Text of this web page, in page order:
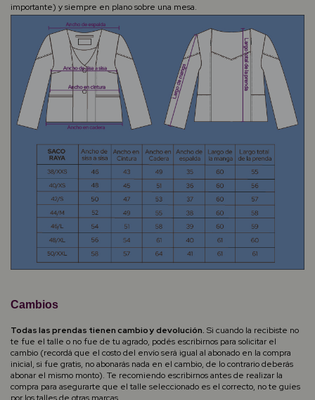
importante) y siempre en plano sobre una mesa.
Cambios
Todas las prendas tienen cambio y devolución. Si cuando la recibiste no
te fue el talle o no fue de tu agrado, podés escribirnos para solicitar el
cambio (recordá que el costo del envío será igual al abonado en la compra
inicial, si fue gratis, no abonarás nada en el cambio, de lo contrario deberás
abonar el mismo monto). Te recomiendo escribirnos antes de realizar la
compra para asegurarte que el talle seleccionado es el correcto, no te guíes
por los talles de otras marcas.